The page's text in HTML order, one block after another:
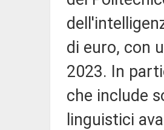
di euro, con
2023. In
che include
linguistici